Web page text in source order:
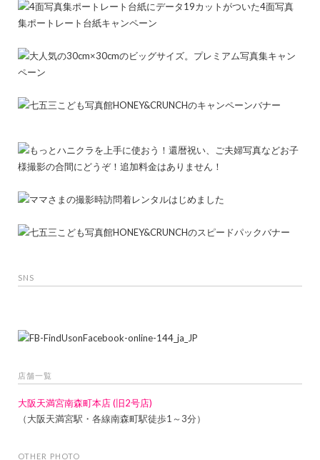
SNS
店舗一覧
大阪天満宮南森町本店 (旧2号店)
（大阪天満宮駅・各線南森町駅徒歩1～3分）
OTHER PHOTO